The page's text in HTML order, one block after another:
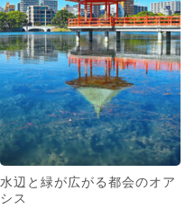
水辺と緑が広がる都会のオア
シス